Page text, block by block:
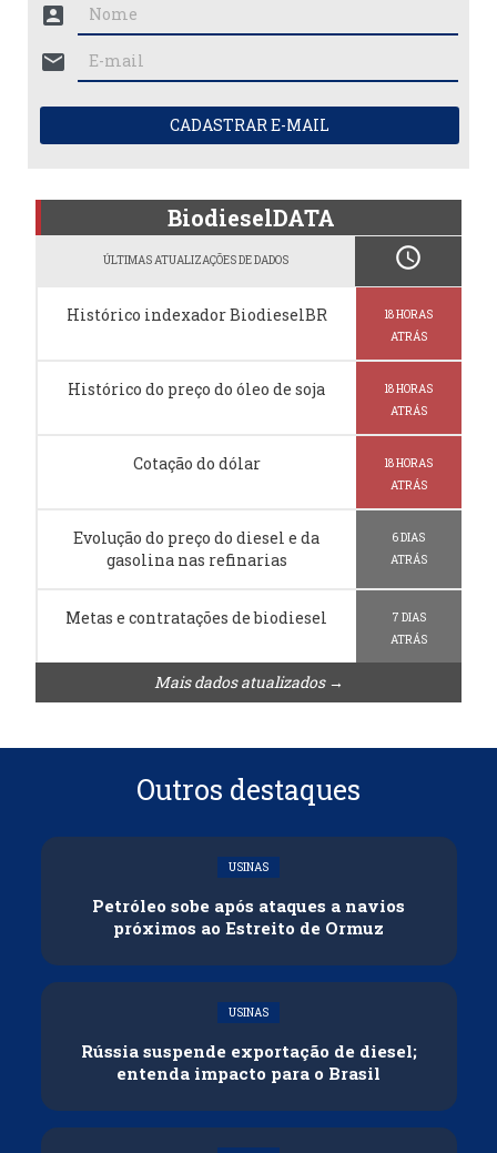
account_box
mail
CADASTRAR E-MAIL
BiodieselDATA
ÚLTIMAS ATUALIZAÇÕES DE DADOS schedule
Histórico indexador BiodieselBR
18 HORAS
ATRÁS
Histórico do preço do óleo de soja
18 HORAS
ATRÁS
Cotação do dólar
18 HORAS
ATRÁS
Evolução do preço do diesel e da
gasolina nas refinarias
6 DIAS
ATRÁS
Metas e contratações de biodiesel
7 DIAS
ATRÁS
Mais dados atualizados →
Outros destaques
USINAS
Petróleo sobe após ataques a navios
próximos ao Estreito de Ormuz
USINAS
Rússia suspende exportação de diesel;
entenda impacto para o Brasil